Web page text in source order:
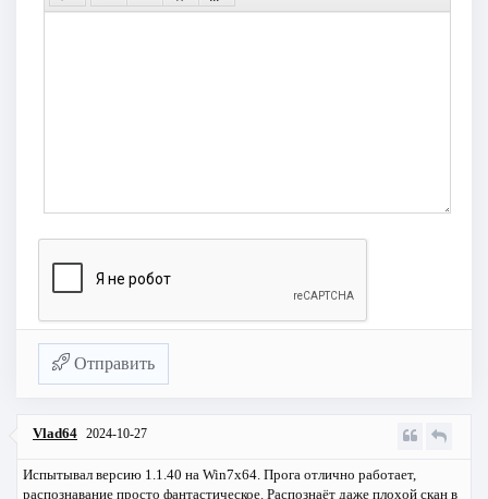
Отправить
Vlad64 2024-10-27
Испытывал версию 1.1.40 на Win7х64. Прога отлично работает,
распознавание просто фантастическое. Распознаёт даже плохой скан в